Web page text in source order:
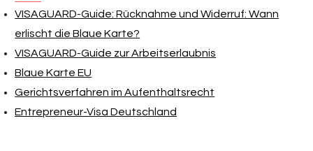
VISAGUARD-Guide: Rücknahme und Widerruf: Wann
erlischt die Blaue Karte?
VISAGUARD-Guide zur Arbeitserlaubnis
Blaue Karte EU
Gerichtsverfahren im Aufenthaltsrecht
Entrepreneur-Visa Deutschland